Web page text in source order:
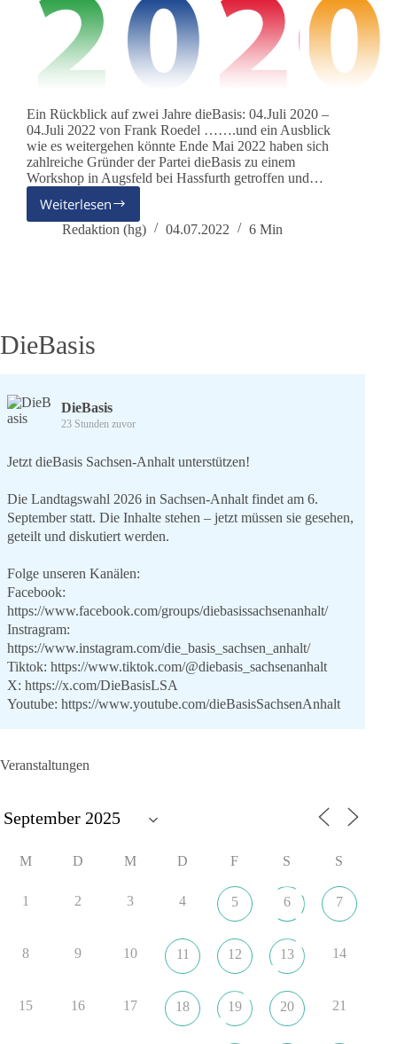
Ein Rückblick auf zwei Jahre dieBasis: 04.Juli 2020 –
04.Juli 2022 von Frank Roedel …….und ein Ausblick
wie es weitergehen könnte Ende Mai 2022 haben sich
zahlreiche Gründer der Partei dieBasis zu einem
Workshop in Augsfeld bei Hassfurth getroffen und…
Weiterlesen
dieBasis
Quo
Redaktion (hg) 04.07.2022 6 Min
DieBasis
DieBasis
23 Stunden zuvor
Jetzt dieBasis Sachsen-Anhalt unterstützen!
Die Landtagswahl 2026 in Sachsen-Anhalt findet am 6.
September statt. Die Inhalte stehen – jetzt müssen sie gesehen,
geteilt und diskutiert werden.
Folge unseren Kanälen:
Facebook:
https://www.facebook.com/groups/diebasissachsenanhalt/
Instragram:
https://www.instagram.com/die_basis_sachsen_anhalt/
Tiktok: https://www.tiktok.com/@diebasis_sachsenanhalt
X: https://x.com/DieBasisLSA
Youtube: https://www.youtube.com/dieBasisSachsenAnhalt
lohnt, dieBasis zu wählen.
22 Auf Facebook ansehen
DieBasis
1 Tag zuvor
Veranstaltungen
M D M D F S S
1 2 3 4 5 6 7
8 9 10 11 12 13 14
15 16 17 18 19 20 21